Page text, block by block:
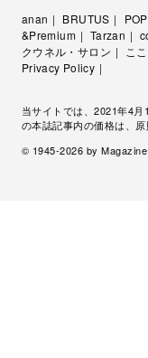
anan BRUTUS
&Premium
Tarzan
クウネル・サロン
こ
Privacy Policy
当サイトでは、2021年4
の本誌記事内の価格は、原
© 1945-2026 by